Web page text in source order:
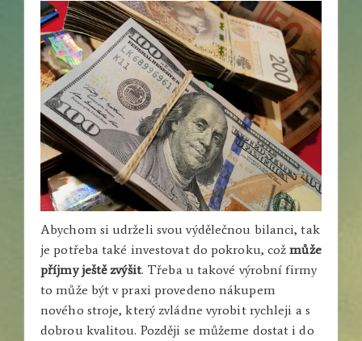
Abychom si udrželi svou výdělečnou bilanci, tak
je potřeba také investovat do pokroku, cožmůže
příjmy ještě zvýšit. Třeba u takové výrobní firmy
to může být v praxi provedeno nákupem
nového stroje, který zvládne vyrobit rychleji a s
dobrou kvalitou. Později se můžeme dostat i do